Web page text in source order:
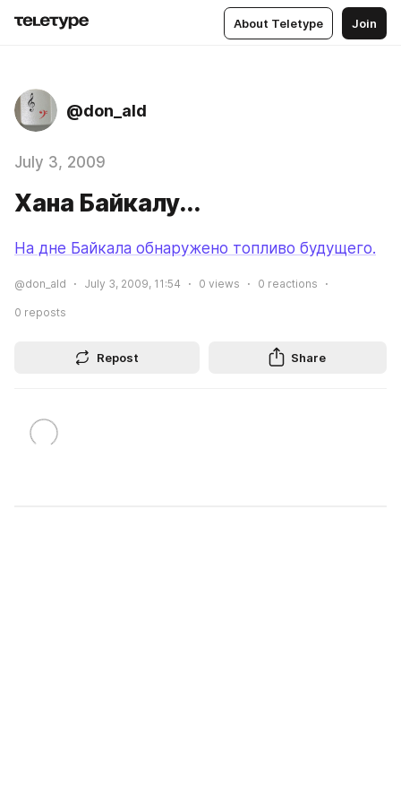
About Teletype Join
@don_ald
July 3, 2009
Хана Байкалу...
На дне Байкала обнаружено топливо будущего.
@don_ald July 3, 2009, 11:54 0 views 0 reactions
0 reposts
Repost Share